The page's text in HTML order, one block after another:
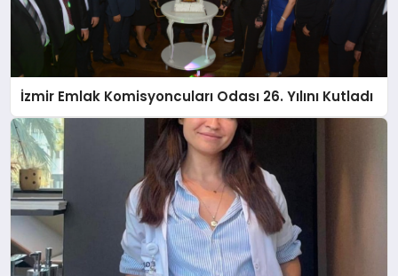
İzmir Emlak Komisyoncuları Odası 26. Yılını Kutladı